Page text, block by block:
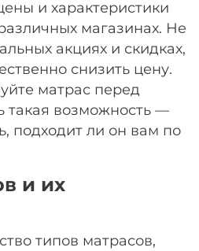
и характеристики
магазинах. Не
акциях и скидках,
снизить цену.
матрас перед
такая возможность —
подходит ли он вам по
и их
типов матрасов,